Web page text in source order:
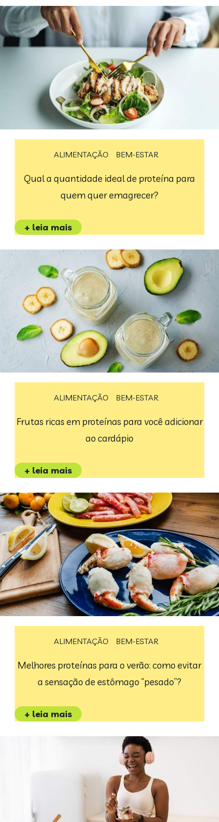
ALIMENTAÇÃO BEM-ESTAR
Qual a quantidade ideal de proteína para
quem quer emagrecer?
+ leia mais
ALIMENTAÇÃO BEM-ESTAR
Frutas ricas em proteínas para você adicionar
ao cardápio
+ leia mais
ALIMENTAÇÃO BEM-ESTAR
Melhores proteínas para o verão: como evitar
a sensação de estômago “pesado”?
+ leia mais